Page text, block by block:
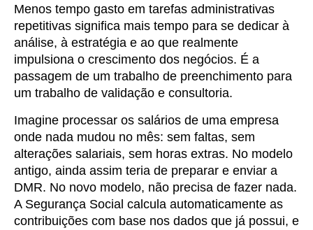
Menos tempo gasto em tarefas administrativas
repetitivas significa mais tempo para se dedicar à
análise, à estratégia e ao que realmente
impulsiona o crescimento dos negócios. É a
passagem de um trabalho de preenchimento para
um trabalho de validação e consultoria.
Imagine processar os salários de uma empresa
onde nada mudou no mês: sem faltas, sem
alterações salariais, sem horas extras. No modelo
antigo, ainda assim teria de preparar e enviar a
DMR. No novo modelo, não precisa de fazer nada.
A Segurança Social calcula automaticamente as
contribuições com base nos dados que já possui, e